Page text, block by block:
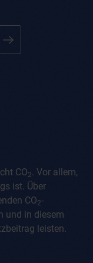
CO2. Vor allem,
ist. Über
CO2-
und in diesem
leisten.